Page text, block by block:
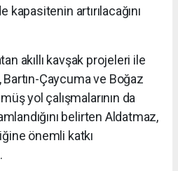
artırılacağını
akıllı kavşak projeleri ile
Çaycuma ve Boğaz
yol çalışmalarının da
belirten Aldatmaz,
önemli katkı